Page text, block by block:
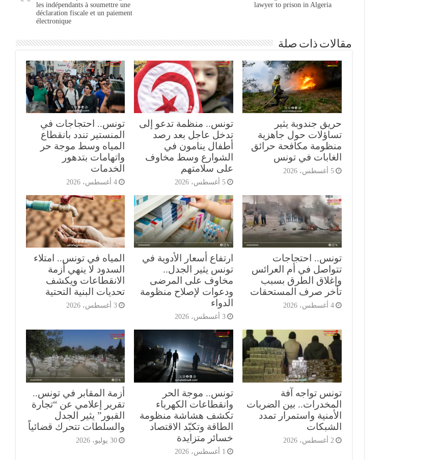
lawyer to prison in Algeria
les indépendants à soumettre une
déclaration fiscale et un paiement
électronique
مقالات ذات صلة
حريق جندوبة يثير
تساؤلات حول جاهزية
منظومة مكافحة حرائق
الغابات في تونس
5 أغسطس، 2026
تونس.. منظمة تدعو إلى
تدخل عاجل بعد رصد
أطفال ينامون في
الشوارع وسط مخاوف
على سلامتهم
5 أغسطس، 2026
تونس.. احتجاجات في
المنستير تندد بانقطاع
المياه وسط موجة حر
واتهامات بتدهور
الخدمات
4 أغسطس، 2026
تونس.. احتجاجات
تتواصل في أم العرائس
وإغلاق الطرق بسبب
تأخر صرف المستحقات
4 أغسطس، 2026
ارتفاع أسعار الأدوية في
تونس يثير الجدل..
مخاوف على المرضى
ودعوات لإصلاح منظومة
الدواء
3 أغسطس، 2026
المياه في تونس.. امتلاء
السدود لا ينهي أزمة
الانقطاعات ويكشف
تحديات البنية التحتية
3 أغسطس، 2026
تونس تواجه آفة
المخدرات.. بين الضربات
الأمنية واستمرار تمدد
الشبكات
2 أغسطس، 2026
تونس.. موجة الحر
وانقطاعات الكهرباء
تكشف هشاشة منظومة
الطاقة وتكبّد الاقتصاد
خسائر متزايدة
1 أغسطس، 2026
أزمة المقابر في تونس..
تقرير إعلامي عن “تجارة
القبور” يثير الجدل
والسلطات تتحرك قضائياً
30 يوليو، 2026